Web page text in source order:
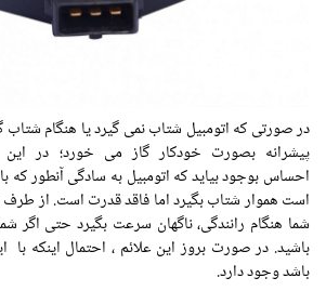
در صورتی که اتومبیل شتاب نمی گیرد یا هنگام
پیشرانه بصورت خودکار گاز می خورد؛ در
احساس بوجود بیاید که اتومبیل به سادگی آنطور که
است هموار شتاب بگیرد اما فاقد قدرت است. از طرف
شما هنگام رانندگی، ناگهان سرعت بگیرد حتی اگر
باشید. در صورت بروز این علائم ، احتمال اینکه
باشد وجود دارد.